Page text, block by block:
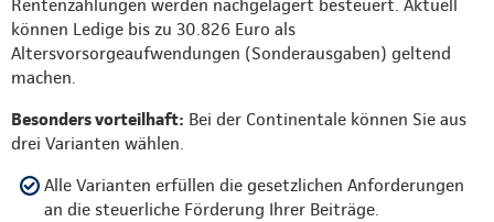
Rentenzahlungen werden nachgelagert besteuert. Aktuell
können Ledige bis zu 30.826 Euro als
Altersvorsorgeaufwendungen (Sonderausgaben) geltend
machen.
Besonders vorteilhaft: Bei der Continentale können Sie aus
drei Varianten wählen.
Alle Varianten erfüllen die gesetzlichen Anforderungen
an die steuerliche Förderung Ihrer Beiträge.